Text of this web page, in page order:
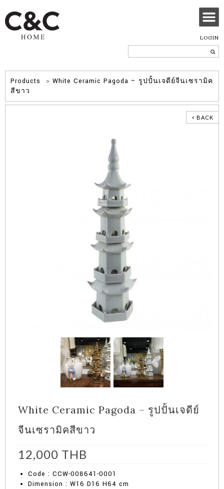
LOGIN
Products > White Ceramic Pagoda – รูปปั้นเจดีย์จีนเซรามิค
สีขาว
< BACK
White Ceramic Pagoda – รูปปั้นเจดีย์
จีนเซรามิคสีขาว
12,000 THB
Code : CCW-008641-0001
Dimension : W16 D16 H64 cm